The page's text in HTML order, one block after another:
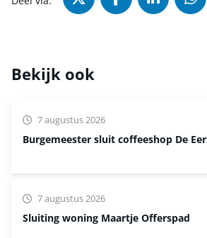
Bekijk ook
Burgemeester sluit coffeeshop De
7 augustus 2026
Sluiting woning Maartje Offerspad
7 augustus 2026